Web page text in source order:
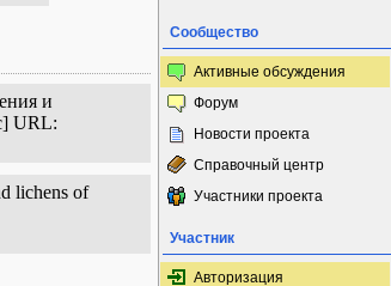
и
URL:
lichens of
Сообщество
Активные обсуждения
Форум
Новости проекта
Справочный центр
Участники проекта
Участник
Авторизация